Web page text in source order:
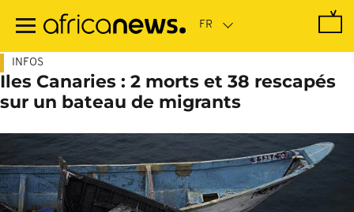
contenu
INFOS
Iles Canaries : 2 morts et 38 rescapés
sur un bateau de migrants